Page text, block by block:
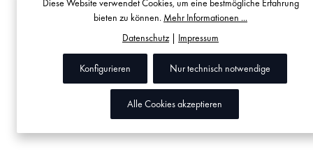
Diese Website verwendet Cookies, um eine bestmögliche Erfahrung
bieten zu können. Mehr Informationen ...
Datenschutz| Impressum
Nur technisch notwendige
Konfigurieren
Alle Cookies akzeptieren